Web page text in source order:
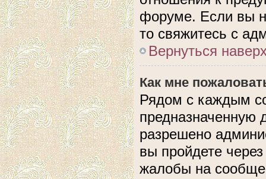
форуме. Если вы
то свяжитесь с
Вернуться
Как мне
Рядом с каждым
предназначенную
разрешено
вы пройдете
жалобы на